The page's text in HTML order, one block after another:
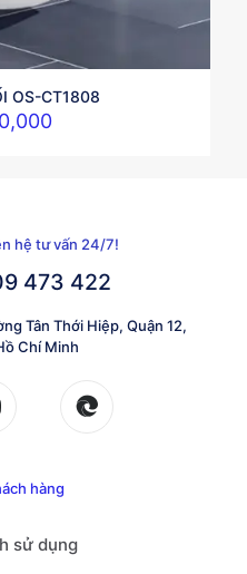
OS-CT1808
hệ tư vấn 24/7!
473 422
Tân Thới Hiệp, Quận 12,
Chí Minh
hàng
sử dụng